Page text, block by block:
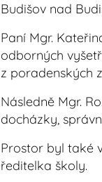
Budišov nad
Paní Mgr.
odborných
z poradenských
Následně Mgr.
docházky,
Prostor byl také
ředitelka školy.